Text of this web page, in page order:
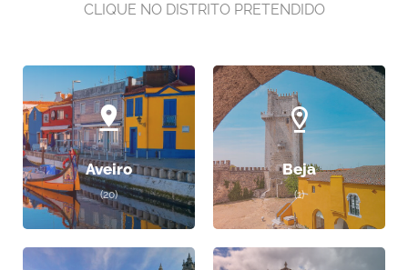
CLIQUE NO DISTRITO PRETENDIDO
Aveiro
(20)
Beja
(1)